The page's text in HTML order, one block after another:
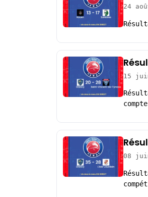
24
15
08